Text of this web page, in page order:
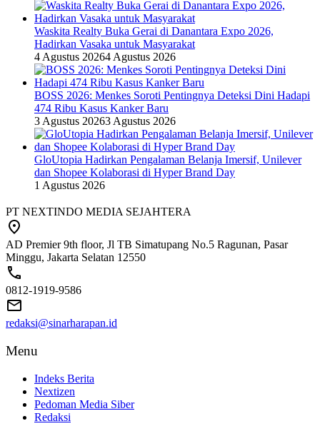
Waskita Realty Buka Gerai di Danantara Expo 2026,
Hadirkan Vasaka untuk Masyarakat
4 Agustus 20264 Agustus 2026
BOSS 2026: Menkes Soroti Pentingnya Deteksi Dini Hadapi
474 Ribu Kasus Kanker Baru
3 Agustus 20263 Agustus 2026
GloUtopia Hadirkan Pengalaman Belanja Imersif, Unilever
dan Shopee Kolaborasi di Hyper Brand Day
1 Agustus 2026
PT NEXTINDO MEDIA SEJAHTERA
AD Premier 9th floor, Jl TB Simatupang No.5 Ragunan, Pasar
Minggu, Jakarta Selatan 12550
0812-1919-9586
redaksi@sinarharapan.id
Menu
Indeks Berita
Nextizen
Pedoman Media Siber
Redaksi